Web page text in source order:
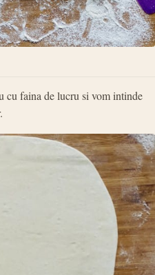
cu faina de lucru si vom intinde